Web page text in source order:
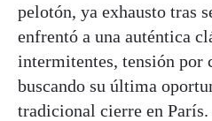
pelotón, ya exhausto tras
enfrentó a una auténtica
intermitentes, tensión por
buscando su última
tradicional cierre en París.